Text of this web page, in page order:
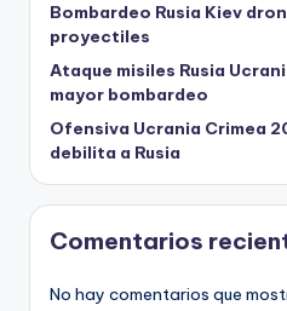
Bombardeo Rusia Kiev
proyectiles
Ataque misiles Rusia
mayor bombardeo
Ofensiva Ucrania Crimea
debilita a Rusia
Comentarios
No hay comentarios que